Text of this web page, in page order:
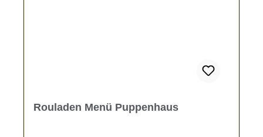
Rouladen Menü Puppenhaus